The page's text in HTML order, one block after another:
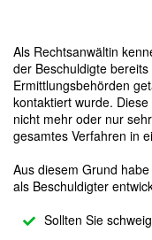
Als Rechtsanwältin
der Beschuldigte
Ermittlungsbehörden
kontaktiert wurde.
nicht mehr oder nur
gesamtes Verfahren in
Aus diesem Grund
als Beschuldigter
Sollten Sie